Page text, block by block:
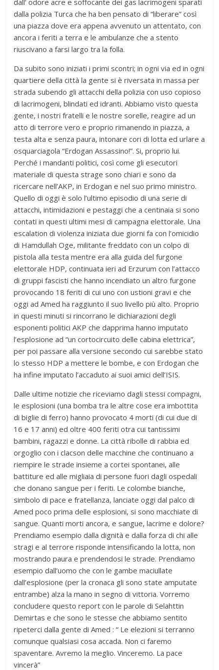
dalla polizia Turca che ha ben pensato di “liberare” così
una piazza dove era appena avvenuto un attentato, con
ancora i feriti a terra e le ambulanze che a stento
riuscivano a farsi largo tra la folla.
Da subito sono iniziati i primi scontri; in ogni via ed in ogni
quartiere della città la gente si è riversata in massa per
strada subendo gli attacchi della polizia con uso copioso
di lacrimogeni, blindati ed idranti. Abbiamo visto questa
gente, i nostri fratelli e le nostre sorelle, reagire ad un
atto di terrore vero e proprio rimanendo in piazza, a
testa alta e senza paura, intonare cori di lotta ed urlare a
osquarciagola “Erdogan Assassino!”. Si, proprio lui.
Perché i mandanti politici, così come gli esecutori
materiale di questa strage sono chiari e sono da
ricercare nell’AKP, in Erdogan e nel suo primo ministro.
Quello di oggi è solo l’ultimo episodio di una serie di
attacchi, intimidazioni e pestaggi che a centinaia si sono
contati in questi ultimi mesi di campagna elettorale. Una
escalation di violenza iniziata due giorni fa con l’omicidio
di Hamdullah Oge, militante freddato con un colpo di
pistola alla testa mentre era alla guida del furgone
elettorale HDP, continuata ieri ad Erzurum con l’attacco
di gruppi fascisti che hanno incendiato un altro furgone
provocando 18 feriti di cui uno con ustioni gravi e che
oggi ad Amed ha raggiunto il suo livello più alto. Proprio
in questi minuti si rincorrano le dichiarazioni degli
esponenti politici AKP che dapprima hanno imputato
l’esplosione ad “un cortocircuito delle cabina elettrica”,
per poi passare alla versione secondo cui sarebbe stato
lo stesso HDP a mettere le bombe, e con Erdogan che
ha infine imputato l’accaduto ai suoi amici dell’ISIS.
Dalle ultime notizie che riceviamo dagli stessi compagni,
le esplosioni (una bomba tra le altre cose era imbottita
di biglie di ferro) hanno provocato 4 morti (di cui due di
16 e 17 anni) ed oltre 400 feriti otra cui tantissimi
bambini, ragazzi e donne. La città ribolle di rabbia ed
orgoglio con i clacson delle macchine che continuano a
riempire le strade insieme a cortei spontanei, alle
battiture ed alle migliaia di persone fuori dagli ospedali
che donano sangue per i feriti. Le colombe bianche,
simbolo di pace e fratellanza, lanciate oggi dal palco di
Amed poco prima delle esplosioni, si sono macchiate di
sangue. Quanti morti ancora, e sangue, lacrime e dolore?
Prendiamo esempio dalla dignità e dalla forza di chi alle
stragi e al terrore risponde intensificando la lotta, non
mostrando paura e prendendosi le strade. Prendiamo
esempio dall’uomo che con le gambe maciullate
dall’esplosione (per la cronaca gli sono state amputate
entrambe) alza la mano in segno di vittoria. Vorremo
concludere questo report con le parole di Selahttin
Demirtas e che sono le stesse che abbiamo sentito
ripeterci dalla gente di Amed : “ Le elezioni si terranno
comunque qualsiasi cosa accada. Non ci faremo
spaventare. Avremo la meglio. Vinceremo. La pace
vincerà”